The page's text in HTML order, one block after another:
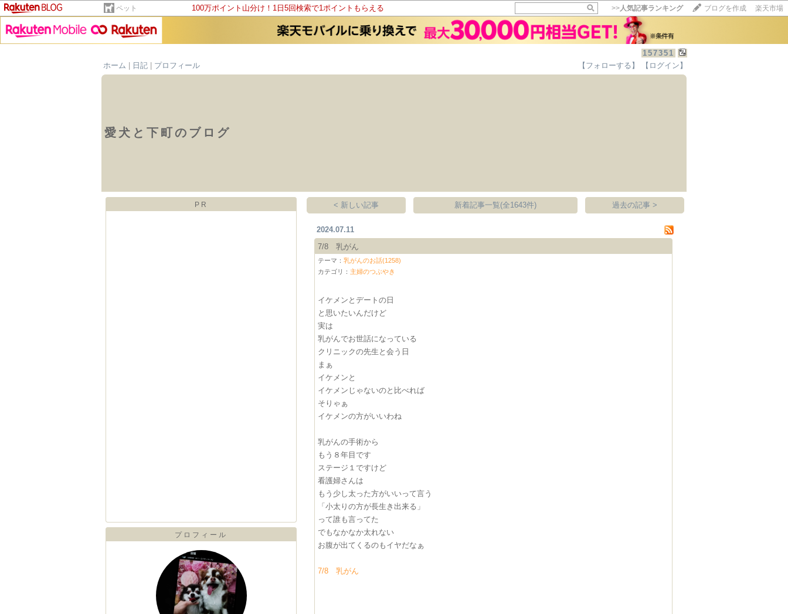
ペット 100万ポイント山分け！1日5回検索で1ポイントもらえる >>人気記事ランキング ブログを作成 楽天市場
157351
ホーム
日記 プロフィール 【フォローする】 【ログイン】
愛犬と下町のブログ
PR
プロフィール
< 新しい記事 新着記事一覧(全1643件) 過去の記事 >
2024.07.11
7/8 乳がん
テーマ：乳がんのお話(1258)
カテゴリ：主婦のつぶやき
イケメンとデートの日
と思いたいんだけど
実は
乳がんでお世話になっている
クリニックの先生と会う日
まぁ
イケメンと
イケメンじゃないのと比べれば
そりゃぁ
イケメンの方がいいわね
乳がんの手術から
もう８年目です
ステージ１ですけど
看護婦さんは
もう少し太った方がいいって言う
「小太りの方が長生き出来る」
って誰も言ってた
でもなかなか太れない
お腹が出てくるのもイヤだなぁ
7/8 乳がん